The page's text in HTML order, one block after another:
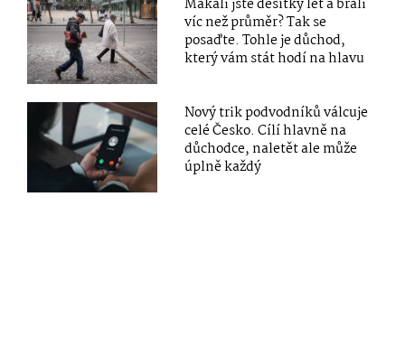
Makali jste desítky let a brali
víc než průměr? Tak se
posaďte. Tohle je důchod,
který vám stát hodí na hlavu
Nový trik podvodníků válcuje
celé Česko. Cílí hlavně na
důchodce, naletět ale může
úplně každý